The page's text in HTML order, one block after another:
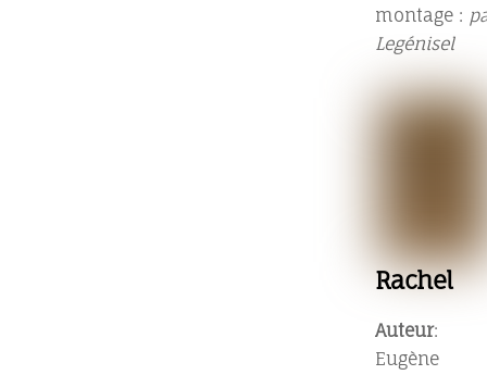
montage :
Legénisel
Rachel
Auteur:
Eugène